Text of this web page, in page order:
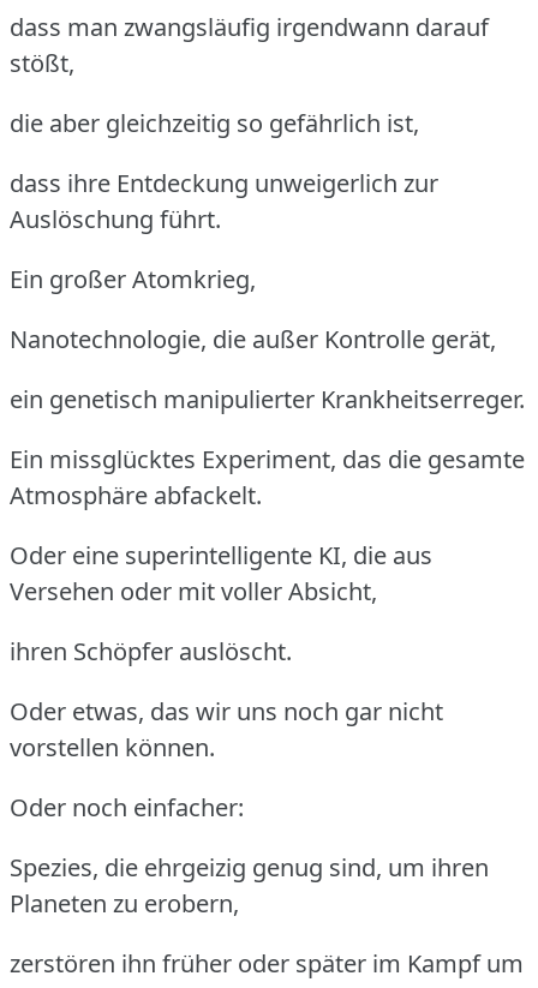
dass man zwangsläufig irgendwann darauf
stößt,
die aber gleichzeitig so gefährlich ist,
dass ihre Entdeckung unweigerlich zur
Auslöschung führt.
Ein großer Atomkrieg,
Nanotechnologie, die außer Kontrolle gerät,
ein genetisch manipulierter Krankheitserreger.
Ein missglücktes Experiment, das die gesamte
Atmosphäre abfackelt.
Oder eine superintelligente KI, die aus
Versehen oder mit voller Absicht,
ihren Schöpfer auslöscht.
Oder etwas, das wir uns noch gar nicht
vorstellen können.
Oder noch einfacher:
Spezies, die ehrgeizig genug sind, um ihren
Planeten zu erobern,
zerstören ihn früher oder später im Kampf um